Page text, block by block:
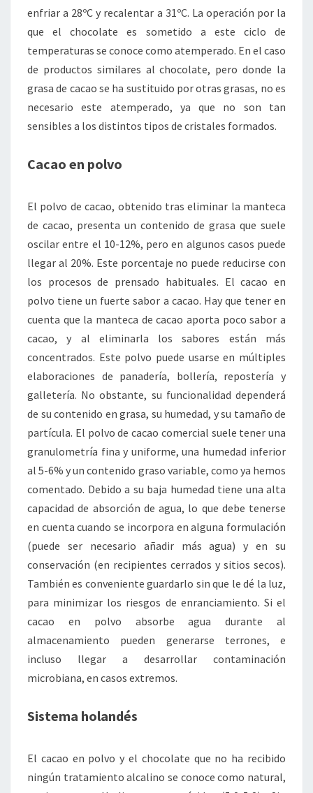
enfriar a 28ºC y recalentar a 31ºC. La operación por la
que el chocolate es sometido a este ciclo de
temperaturas se conoce como atemperado. En el caso
de productos similares al chocolate, pero donde la
grasa de cacao se ha sustituido por otras grasas, no es
necesario este atemperado, ya que no son tan
sensibles a los distintos tipos de cristales formados.
Cacao en polvo
El polvo de cacao, obtenido tras eliminar la manteca
de cacao, presenta un contenido de grasa que suele
oscilar entre el 10-12%, pero en algunos casos puede
llegar al 20%. Este porcentaje no puede reducirse con
los procesos de prensado habituales. El cacao en
polvo tiene un fuerte sabor a cacao. Hay que tener en
cuenta que la manteca de cacao aporta poco sabor a
cacao, y al eliminarla los sabores están más
concentrados. Este polvo puede usarse en múltiples
elaboraciones de panadería, bollería, repostería y
galletería. No obstante, su funcionalidad dependerá
de su contenido en grasa, su humedad, y su tamaño de
partícula. El polvo de cacao comercial suele tener una
granulometría fina y uniforme, una humedad inferior
al 5-6% y un contenido graso variable, como ya hemos
comentado. Debido a su baja humedad tiene una alta
capacidad de absorción de agua, lo que debe tenerse
en cuenta cuando se incorpora en alguna formulación
(puede ser necesario añadir más agua) y en su
conservación (en recipientes cerrados y sitios secos).
También es conveniente guardarlo sin que le dé la luz,
para minimizar los riesgos de enranciamiento. Si el
cacao en polvo absorbe agua durante al
almacenamiento pueden generarse terrones, e
incluso llegar a desarrollar contaminación
microbiana, en casos extremos.
Sistema holandés
El cacao en polvo y el chocolate que no ha recibido
ningún tratamiento alcalino se conoce como natural,